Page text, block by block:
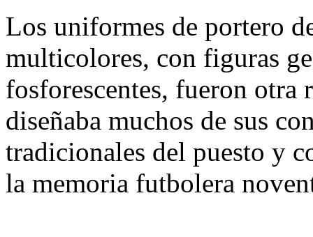
Los uniformes de portero
multicolores, con figuras
fosforescentes, fueron
diseñaba muchos de sus
tradicionales del puesto y
la memoria futbolera